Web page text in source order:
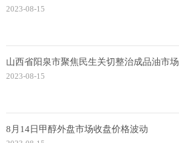
2023-08-15
山西省阳泉市聚焦民生关切整治成品油市场
2023-08-15
8月14日甲醇外盘市场收盘价格波动